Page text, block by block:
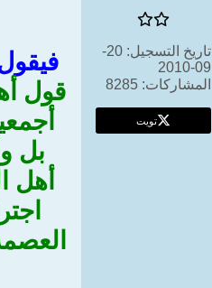
تاريخ التسجيل:
20-
09-2010
المشاركات: 8285
تويت
قول
بل
أهل